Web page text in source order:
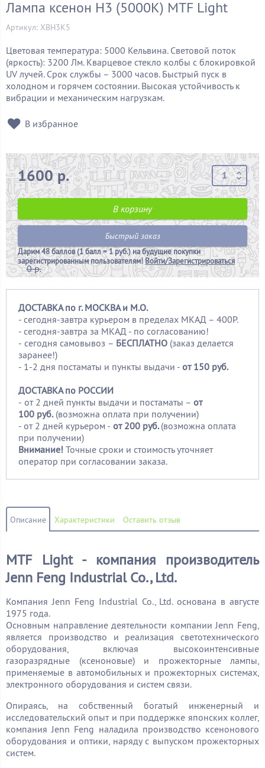
Лампа ксенон H3 (5000K) MTF Light
Артикул: XBH3K5
Цветовая температура: 5000 Кельвина. Световой поток
(яркость): 3200 Лм. Кварцевое стекло колбы с блокировкой
UV лучей. Срок службы – 3000 часов. Быстрый пуск в
холодном и горячем состоянии. Высокая устойчивость к
вибрации и механическим нагрузкам.
В избранное
1600 р.
0 р.
В корзину
Быстрый заказ
Дарим48 баллов (1 балл = 1 руб.)на будущие покупки
зарегистрированным пользователям!Войти/Зарегистрироваться
ДОСТАВКА по г. МОСКВА и М.О.
- сегодня-завтра курьером в пределах МКАД – 400Р.
- сегодня-завтра за МКАД - по согласованию!
- сегодня самовывоз – БЕСПЛАТНО (заказ делается
заранее!)
- 1-2 дня постаматы и пункты выдачи - от 150 руб.
ДОСТАВКА по РОССИИ
- от 2 дней пункты выдачи и постаматы – от
100 руб. (возможна оплата при получении)
- от 2 дней курьером - от 200 руб.(возможна оплата
при получении)
Внимание! Точные сроки и стоимость уточняет
оператор при согласовании заказа.
Описание Характеристики Оставить отзыв
MTF Light - компания производитель
Jenn Feng Industrial Co., Ltd.
Компания Jenn Feng Industrial Co., Ltd. основана в августе
1975 года.
Основным направление деятельности компании Jenn Feng,
является производство и реализация светотехнического
оборудования, включая высокоинтенсивные
газоразрядные (ксеноновые) и прожекторные лампы,
применяемые в автомобильных и прожекторных системах,
электронного оборудования и систем связи.
Опираясь, на собственный богатый инженерный и
исследовательский опыт и при поддержке японских коллег,
компания Jenn Feng наладила производство ксенонового
оборудования и оптики, наряду с выпуском прожекторных
систем.